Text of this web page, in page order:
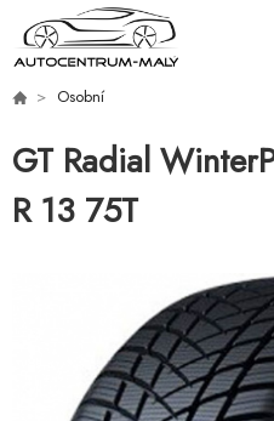
Osobní
GT Radial
R 13 75T